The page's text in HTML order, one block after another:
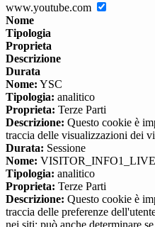
www.youtube.com
Nome
Tipologia
Proprieta
Descrizione
Durata
Nome: YSC
Tipologia: analitico
Proprieta: Terze Parti
Descrizione: Questo cookie è
traccia delle visualizzazioni dei
Durata: Sessione
Nome: VISITOR_INFO1_LIVE
Tipologia: analitico
Proprieta: Terze Parti
Descrizione: Questo cookie è
traccia delle preferenze
nei siti; può anche determinare